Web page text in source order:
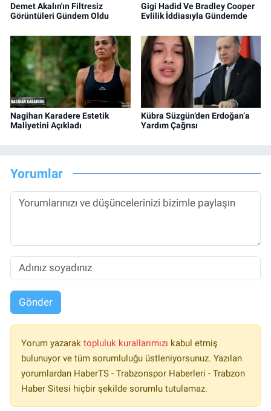
Demet Akalın'ın Filtresiz
Görüntüleri Gündem Oldu
Gigi Hadid Ve Bradley Cooper
Evlilik İddiasıyla Gündemde
Nagihan Karadere Estetik
Maliyetini Açıkladı
Kübra Süzgün’den Erdoğan’a
Yardım Çağrısı
Yorumlar
Gönder
Yorum yazarak topluluk kurallarımızı kabul etmiş
bulunuyor ve tüm sorumluluğu üstleniyorsunuz. Yazılan
yorumlardan HaberTS - Trabzonspor Haberleri - Trabzon
Haber Sitesi hiçbir şekilde sorumlu tutulamaz.